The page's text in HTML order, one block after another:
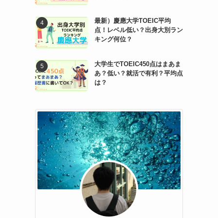
最新）慶應大学TOEIC平均
点！レベル低い？出身大別ラン
キング何位？
大学生でTOEIC450点はまあま
あ？低い？就活で有利？平均点
は？